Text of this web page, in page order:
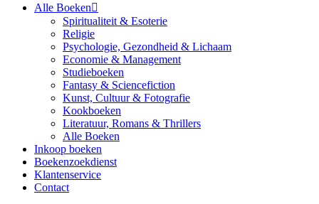
Alle Boeken
Spiritualiteit & Esoterie
Religie
Psychologie, Gezondheid & Lichaam
Economie & Management
Studieboeken
Fantasy & Sciencefiction
Kunst, Cultuur & Fotografie
Kookboeken
Literatuur, Romans & Thrillers
Alle Boeken
Inkoop boeken
Boekenzoekdienst
Klantenservice
Contact